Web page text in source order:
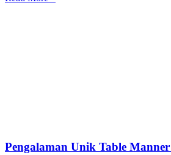
Pengalaman Unik Table